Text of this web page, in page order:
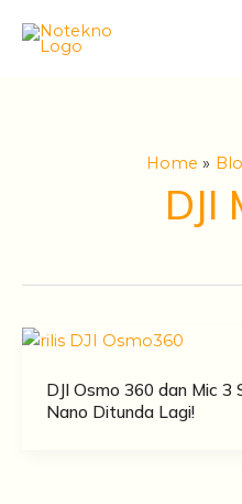
Home
DJI
DJI Osmo 360 dan Mic 3
Nano Ditunda Lagi!